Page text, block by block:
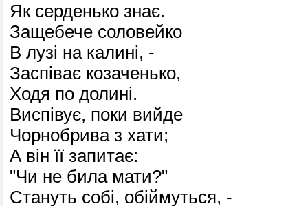
Як серденько знає.
Защебече соловейко
В лузі на калині, -
Заспіває козаченько,
Ходя по долині.
Виспівує, поки вийде
Чорнобрива з хати;
А він її запитає:
"Чи не била мати?"
Стануть собі, обіймуться, -